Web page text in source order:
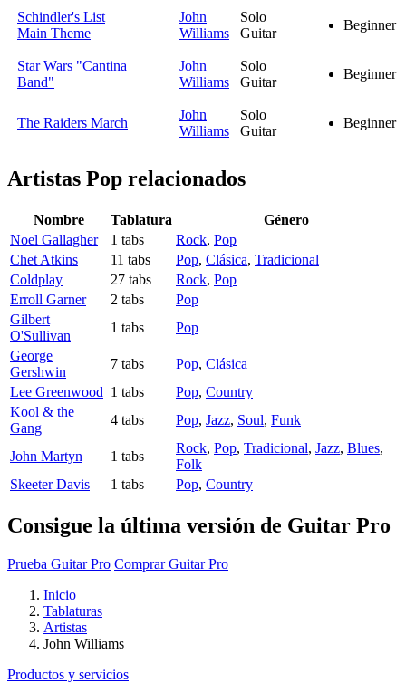
Schindler's List
Main Theme
John
Williams
Solo
Guitar
Beginner
Star Wars "Cantina
Band"
John
Williams
Solo
Guitar
Beginner
The Raiders March
John
Williams
Solo
Guitar
Beginner
Artistas Pop relacionados
Nombre Tablatura
Género
Noel Gallagher
1 tabs Rock, Pop
Chet Atkins
11 tabs Pop, Clásica, Tradicional
Coldplay
27 tabs Rock, Pop
Erroll Garner
2 tabs
Pop
Gilbert
O'Sullivan
1 tabs
Pop
George
Gershwin
7 tabs Pop, Clásica
Lee Greenwood 1 tabs Pop, Country
Kool & the
Gang
4 tabs Pop, Jazz, Soul, Funk
John Martyn 1 tabs
Rock, Pop, Tradicional, Jazz, Blues,
Folk
Skeeter Davis
1 tabs Pop, Country
Consigue la última versión de Guitar Pro
Prueba Guitar Pro Comprar Guitar Pro
Inicio
Tablaturas
Artistas
John Williams
Productos y servicios